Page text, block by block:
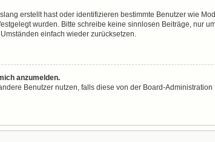
erstellt hast oder identifizieren bestimmte Benutzer wie
wurden. Bitte schreibe keine sinnlosen Beiträge, nur
einfach wieder zurücksetzen.
anzumelden.
Benutzer nutzen, falls diese von der Board-